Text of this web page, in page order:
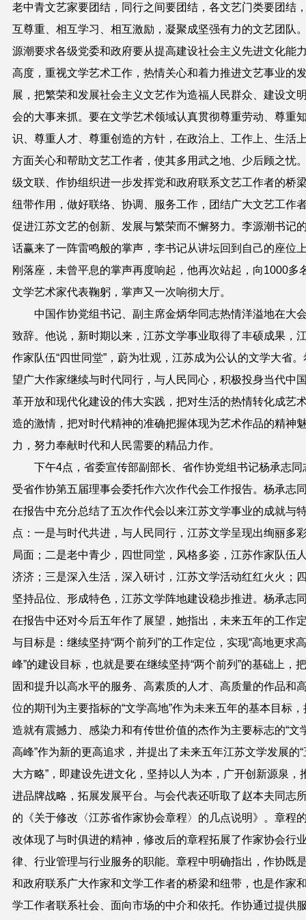
老中青文艺家要团结，同行之间要团结，各文艺门类要团结
互尊重、相互学习、相互激励，凝聚成坚强有力的文艺团队
源潮要求各级党委和政府要从提高建设社会主义先进文化能
高度，重视文学艺术工作，热情关心和着力推进文艺事业的
展，把繁荣和发展社会主义文艺作为造福人民群众、建设文
会的大事来抓。要在文学艺术领域认真贯彻尊重劳动、尊重
识、尊重人才、尊重创造的方针，在政治上、工作上、生活
方面关心和帮助文艺工作者，使其多用武之地、少后顾之忧
级文联、作协组织进一步发挥党和政府联系文艺工作者的桥
纽带作用，做好联络、协调、服务工作，团结广大文艺工作
促进江苏文艺的创新、发展与繁荣而不懈努力。李源潮书记
话赢来了一阵雷鸣般的掌声，李书记从讲坛回到自己的座位
刚落座，未曾平息的掌声再度响起，他再次站起，向1000多
文学艺术家代表鞠躬，掌声又一次响彻大厅。
中国作协党组书记、副主席金炳华同志热情洋溢地在大
致辞。他说，新时期以来，江苏文学事业取得了丰硕成果，
作家队伍“四世同堂”，蔚为壮观，江苏成为公认的文学大省。
望广大作家继续与时代同行，与人民同心，积极投身当代中
革开放和现代化建设的伟大实践，把对生活的热情转化成艺
造的激情，把对时代精神的准确把握体现为艺术作品的精神
力，努力奉献时代和人民需要的精品力作。
下午4点，省委宣传部副部长、省作协党组书记杨承志同
受省作协第五届理事会委托作六次作代会工作报告。杨承志
在报告中充分总结了五次作代会以来江苏文学事业的成就与
点：一是与时代共进，与人民同行，江苏文学呈现出绚丽多
局面；二是老中青少，四世同堂，风格多姿，江苏作家队伍
济济；三是深入生活，深入研讨，江苏文学活动红红火火；
坚持品位、形成特色，江苏文学阵地建设稳步推进。杨承志
在报告中还对今后五年作了展望，她指出，未来五年的工作
与目标是：继续坚持“两个前列”的工作定位，实现“高地更求高
峰”的建设目标，也就是要在继续坚持“两个前列”的基础上，
固和提升以高水平的服务、高素质的人才、高质量的作品和
位的期刊为主要指标的“文学高地”作为未来五年的基本目标，
造就有震撼力、感染力和有传世价值的杰作为主要标志的“文
高峰”作为新的更高追求，并提出了未来五年江苏文学发展的“
大方略”，即建设先进文化，坚持以人为本，广开创新源泉，
进品牌战略，拓展发展平台。与会代表还听取了赵本夫同志
的《关于修改〈江苏省作家协会章程〉的几点说明》。章程
改体现了与时俱进的精神，修改后的章程拓展了作家协会行
律、行业管理与行业服务的职能。章程中明确指出，作协既
和政府联系广大作家和文学工作者的桥梁和纽带，也是作家
学工作者联系社会、面向市场的中介和依托。作协通过提供